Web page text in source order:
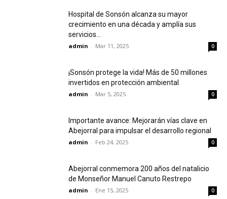
Hospital de Sonsón alcanza su mayor
crecimiento en una década y amplía sus
servicios...
admin - Mar 11, 2025 0
¡Sonsón protege la vida! Más de 50 millones
invertidos en protección ambiental
admin - Mar 5, 2025 0
Importante avance: Mejorarán vías clave en
Abejorral para impulsar el desarrollo regional
admin - Feb 24, 2025 0
Abejorral conmemora 200 años del natalicio
de Monseñor Manuel Canuto Restrepo
admin - Ene 15, 2025 0